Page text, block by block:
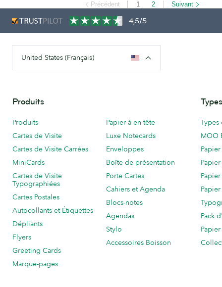
Précédent 1 2 Suivant
4,5/5
United States (Français)
Produits
Produits
Cartes de Visite
Cartes de Visite Carrées
MiniCards
Cartes de Visite
Typographiées
Cartes Postales
Autocollants et Étiquettes
Dépliants
Flyers
Greeting Cards
Marque-pages
Papier à en-tête
Luxe Notecards
Enveloppes
Boîte de présentation
Porte Cartes
Cahiers et Agenda
Blocs-notes
Agendas
Stylo
Accessoires Boisson
MOO
Pack